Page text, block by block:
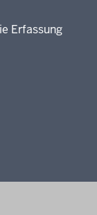
Erfassung